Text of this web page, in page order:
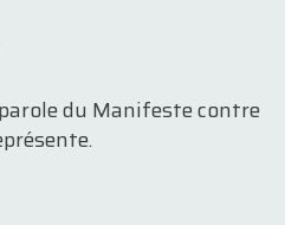
du Manifeste contre